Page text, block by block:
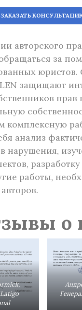
ЗАКАЗАТЬ
авторского
за
юристов.
защищают
прав
комплексную
анализ
нарушения,
работы,
о